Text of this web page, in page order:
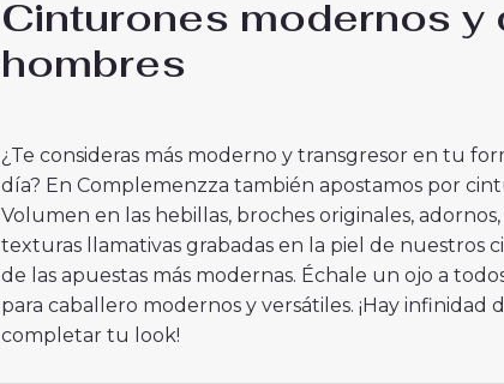
Cinturones modernos y
hombres
¿Te consideras más moderno y transgresor en tu
día? En Complemenzza también apostamos por
Volumen en las hebillas, broches originales,
texturas llamativas grabadas en la piel de nuestros
de las apuestas más modernas. Échale un ojo a
para caballero modernos y versátiles. ¡Hay infinidad
completar tu look!